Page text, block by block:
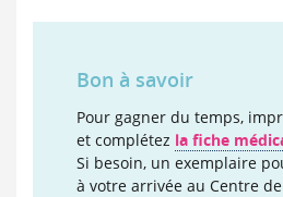
Bon à savoir
Pour gagner du temps,
et complétez la fiche
Si besoin, un exemplaire
à votre arrivée au Centre